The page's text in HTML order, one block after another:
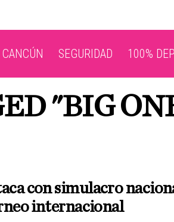
CANCÚN SEGURIDAD 100%
"BIG
con simulacro
internacional